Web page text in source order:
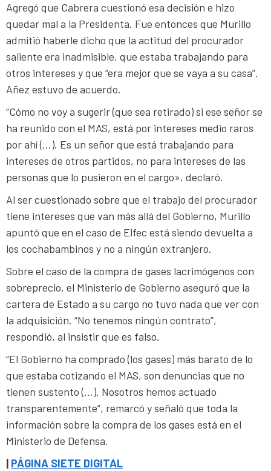
Agregó que Cabrera cuestionó esa decisión e hizo
quedar mal a la Presidenta. Fue entonces que Murillo
admitió haberle dicho que la actitud del procurador
saliente era inadmisible, que estaba trabajando para
otros intereses y que “era mejor que se vaya a su casa”.
Añez estuvo de acuerdo.
“Cómo no voy a sugerir (que sea retirado) si ese señor se
ha reunido con el MAS, está por intereses medio raros
por ahí (…). Es un señor que está trabajando para
intereses de otros partidos, no para intereses de las
personas que lo pusieron en el cargo», declaró.
Al ser cuestionado sobre que el trabajo del procurador
tiene intereses que van más allá del Gobierno, Murillo
apuntó que en el caso de Elfec está siendo devuelta a
los cochabambinos y no a ningún extranjero.
Sobre el caso de la compra de gases lacrimógenos con
sobreprecio, el Ministerio de Gobierno aseguró que la
cartera de Estado a su cargo no tuvo nada que ver con
la adquisición. “No tenemos ningún contrato”,
respondió, al insistir que es falso.
“El Gobierno ha comprado (los gases) más barato de lo
que estaba cotizando el MAS, son denuncias que no
tienen sustento (…). Nosotros hemos actuado
transparentemente”, remarcó y señaló que toda la
información sobre la compra de los gases está en el
Ministerio de Defensa.
| PÁGINA SIETE DIGITAL